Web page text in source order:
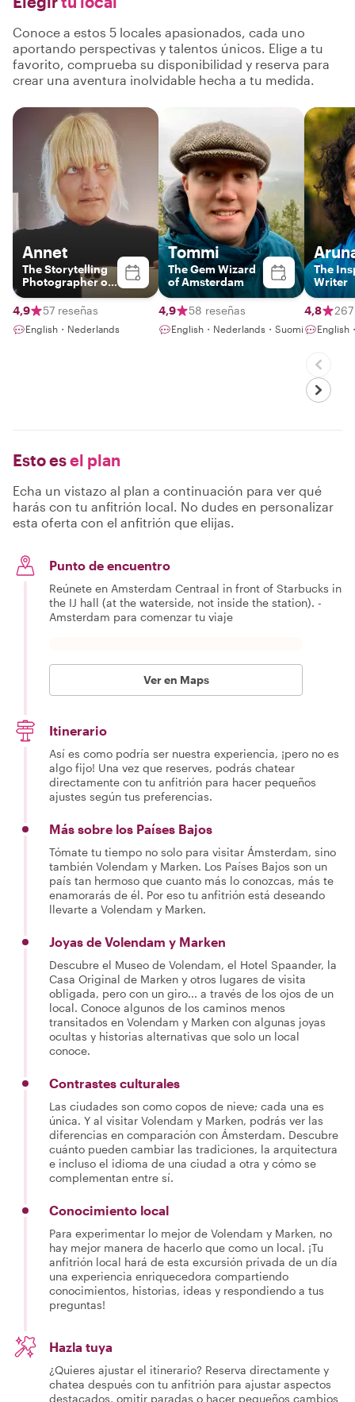
Conoce a estos 5 locales apasionados, cada uno
aportando perspectivas y talentos únicos. Elige a tu
favorito, comprueba su disponibilidad y reserva para
crear una aventura inolvidable hecha a tu medida.
Annet
The Storytelling
Photographer of
Amsterdam
4,9
57 reseñas
English・Nederlands
Tommi
The Gem Wizard
of Amsterdam
4,9 58 reseñas
English・Nederlands・Suomi
The
Writer
4,8
English
Esto esel plan
Echa un vistazo al plan a continuación para ver qué
harás con tu anfitrión local. No dudes en personalizar
esta oferta con el anfitrión que elijas.
Punto de encuentro
Reúnete en Amsterdam Centraal in front of Starbucks in
the IJ hall (at the waterside, not inside the station). -
Amsterdam para comenzar tu viaje
Ver en Maps
Itinerario
Así es como podría ser nuestra experiencia, ¡pero no es
algo fijo! Una vez que reserves, podrás chatear
directamente con tu anfitrión para hacer pequeños
ajustes según tus preferencias.
Más sobre los Países Bajos
Tómate tu tiempo no solo para visitar Ámsterdam, sino
también Volendam y Marken. Los Países Bajos son un
país tan hermoso que cuanto más lo conozcas, más te
enamorarás de él. Por eso tu anfitrión está deseando
llevarte a Volendam y Marken.
Joyas de Volendam y Marken
Descubre el Museo de Volendam, el Hotel Spaander, la
Casa Original de Marken y otros lugares de visita
obligada, pero con un giro... a través de los ojos de un
local. Conoce algunos de los caminos menos
transitados en Volendam y Marken con algunas joyas
ocultas y historias alternativas que solo un local
conoce.
Contrastes culturales
Las ciudades son como copos de nieve; cada una es
única. Y al visitar Volendam y Marken, podrás ver las
diferencias en comparación con Ámsterdam. Descubre
cuánto pueden cambiar las tradiciones, la arquitectura
e incluso el idioma de una ciudad a otra y cómo se
complementan entre sí.
Conocimiento local
Para experimentar lo mejor de Volendam y Marken, no
hay mejor manera de hacerlo que como un local. ¡Tu
anfitrión local hará de esta excursión privada de un día
una experiencia enriquecedora compartiendo
conocimientos, historias, ideas y respondiendo a tus
preguntas!
Hazla tuya
¿Quieres ajustar el itinerario? Reserva directamente y
chatea después con tu anfitrión para ajustar aspectos
destacados, omitir paradas o hacer pequeños cambios